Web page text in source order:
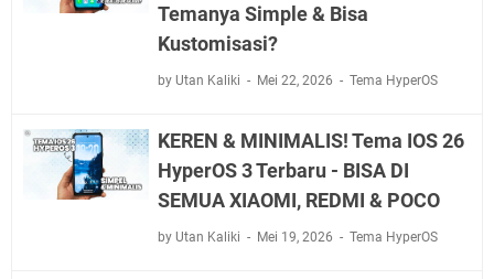
Temanya Simple & Bisa
Kustomisasi?
by Utan Kaliki Mei 22, 2026 Tema HyperOS
KEREN & MINIMALIS! Tema IOS 26
HyperOS 3 Terbaru - BISA DI
SEMUA XIAOMI, REDMI & POCO
by Utan Kaliki Mei 19, 2026 Tema HyperOS